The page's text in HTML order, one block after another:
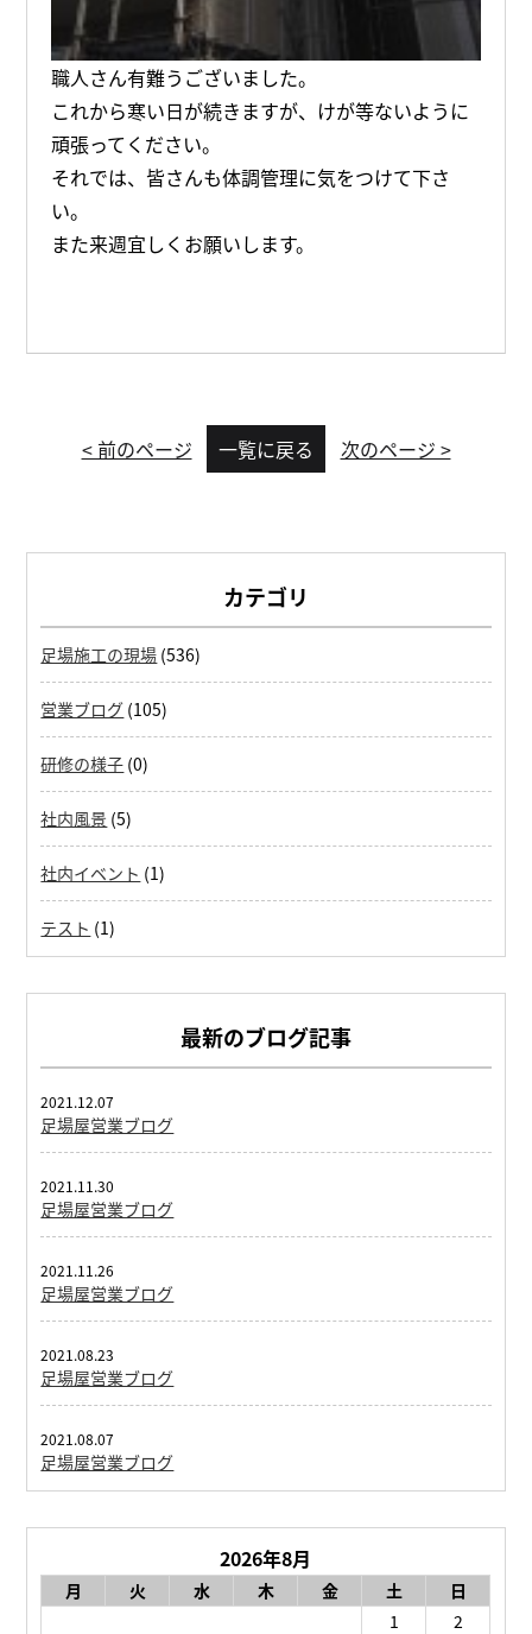
職人さん有難うございました。
これから寒い日が続きますが、けが等ないように
頑張ってください。
それでは、皆さんも体調管理に気をつけて下さ
い。
また来週宜しくお願いします。
< 前のページ 一覧に戻る 次のページ >
カテゴリ
足場施工の現場 (536)
営業ブログ (105)
研修の様子 (0)
社内風景 (5)
社内イベント (1)
テスト (1)
最新のブログ記事
足場屋営業ブログ
2021.12.07
足場屋営業ブログ
2021.11.30
足場屋営業ブログ
2021.11.26
足場屋営業ブログ
2021.08.23
足場屋営業ブログ
2021.08.07
2026年8月
月 火 水 木 金 土
日
1
2